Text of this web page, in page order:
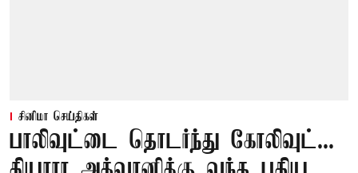
சினிமா செய்திகள்
பாலிவுட்டை தொடர்ந்து கோலிவுட்...